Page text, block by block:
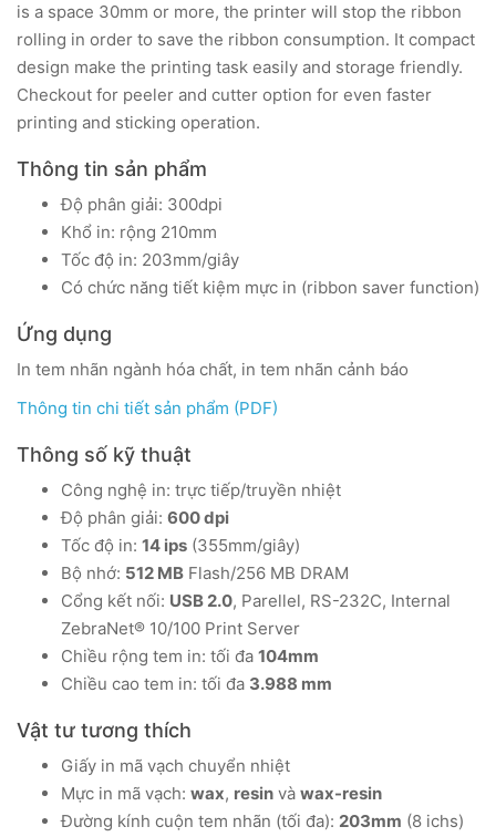
is a space 30mm or more, the printer will stop the ribbon
rolling in order to save the ribbon consumption. It compact
design make the printing task easily and storage friendly.
Checkout for peeler and cutter option for even faster
printing and sticking operation.
Thông tin sản phẩm
Độ phân giải: 300dpi
Khổ in: rộng 210mm
Tốc độ in: 203mm/giây
Có chức năng tiết kiệm mực in (ribbon saver function)
Ứng dụng
In tem nhãn ngành hóa chất, in tem nhãn cảnh báo
Thông tin chi tiết sản phẩm (PDF)
Thông số kỹ thuật
Công nghệ in: trực tiếp/truyền nhiệt
Độ phân giải: 600 dpi
Tốc độ in: 14 ips (355mm/giây)
Bộ nhớ: 512 MB Flash/256 MB DRAM
Cổng kết nối: USB 2.0, Parellel, RS-232C, Internal
ZebraNet® 10/100 Print Server
Chiều rộng tem in: tối đa 104mm
Chiều cao tem in: tối đa 3.988 mm
Vật tư tương thích
Giấy in mã vạch chuyển nhiệt
Mực in mã vạch: wax, resin và wax-resin
Đường kính cuộn tem nhãn (tối đa): 203mm (8 ichs)